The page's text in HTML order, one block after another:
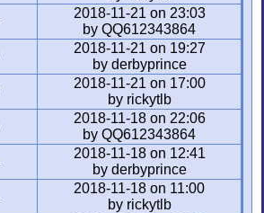
2018-11-21 on 23:03
by QQ612343864
2018-11-21 on 19:27
by derbyprince
2018-11-21 on 17:00
by rickytlb
2018-11-18 on 22:06
by QQ612343864
2018-11-18 on 12:41
by derbyprince
2018-11-18 on 11:00
by rickytlb